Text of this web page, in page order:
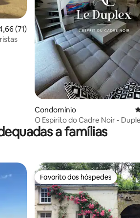
média de 4,66 em 5 estrelas,
(71)
Condomínio
O Espírito do Cadre Noir -
Exceçãoa famílias
Favorito dos hóspedes
Favorito dos hóspedes